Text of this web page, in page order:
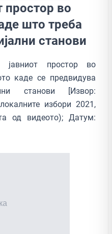
простор во
што треба
станови
простор во
каде се предвидува
станови [Извор:
избори 2021,
од видеото); Датум: